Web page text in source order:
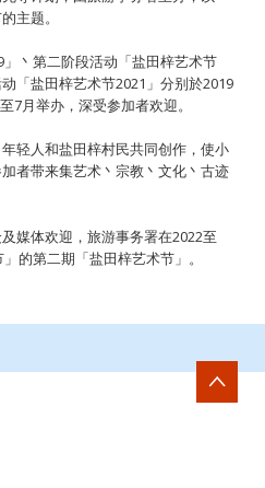
主题。
丶第二阶段活动「盐田梓艺术节
「盐田梓艺术节2021」分别於2019
7月举办，深受参加者欢迎。
轻人和盐田梓村民共同创作，使小
者带来集艺术丶宗教丶文化丶古迹
媒体欢迎，旅游事务署在2022至
的第二期「盐田梓艺术节」。